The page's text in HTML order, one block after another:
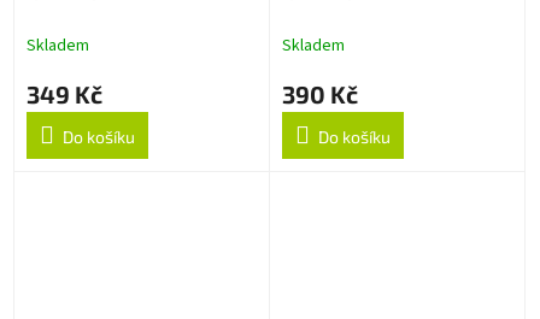
Skladem
349 Kč
Do košíku
Skladem
390 Kč
Do košíku